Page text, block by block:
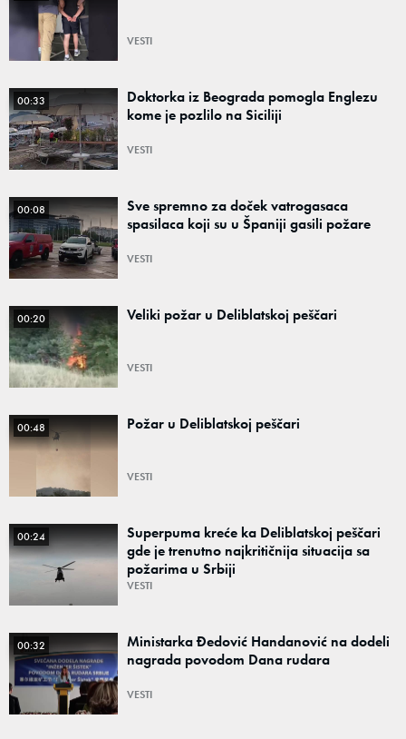
VESTI
00:33
Doktorka iz Beograda pomogla Englezu
kome je pozlilo na Siciliji
VESTI
00:08
Sve spremno za doček vatrogasaca
spasilaca koji su u Španiji gasili požare
VESTI
00:20 Veliki požar u Deliblatskoj peščari
VESTI
00:48 Požar u Deliblatskoj peščari
VESTI
00:24
Superpuma kreće ka Deliblatskoj peščari
gde je trenutno najkritičnija situacija sa
požarima u Srbiji
VESTI
00:32
Ministarka Đedović Handanović na dodeli
nagrada povodom Dana rudara
VESTI